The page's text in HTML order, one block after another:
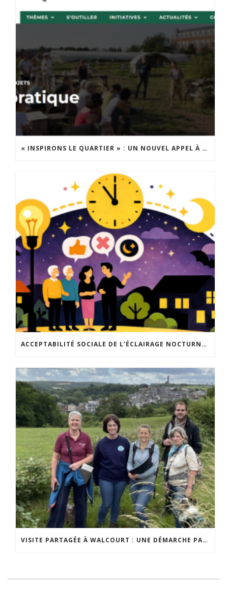
« INSPIRONS LE QUARTIER » : UN NOUVEL APPEL À PROJETS EST LANCÉ !
ACCEPTABILITÉ SOCIALE DE L’ÉCLAIRAGE NOCTURNE : LE REPLAY EST DISPONIBLE
VISITE PARTAGÉE À WALCOURT : UNE DÉMARCHE PARTICIPATIVE ANIMÉE PAR ESPACE ENVIRONNEMENT